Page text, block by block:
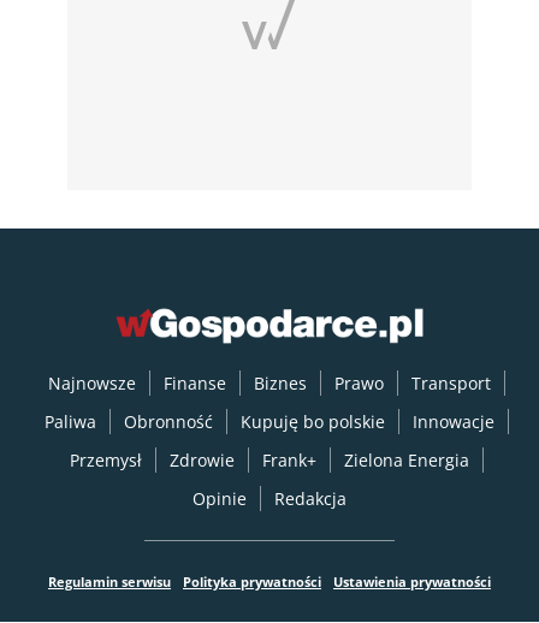
Najnowsze Finanse Biznes Prawo
Transport
Paliwa
Obronność Kupuję bo polskie
Innowacje
Przemysł
Zdrowie Frank+
Zielona Energia
Opinie
Redakcja
Regulamin serwisu Polityka prywatności Ustawienia prywatności